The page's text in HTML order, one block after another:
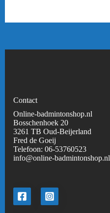
Contact
Online-badmintonshop.nl
Bosschenhoek 20
3261 TB Oud-Beijerland
Fred de Goeij
Telefoon: 06-53760523
info@online-badmintonshop.nl